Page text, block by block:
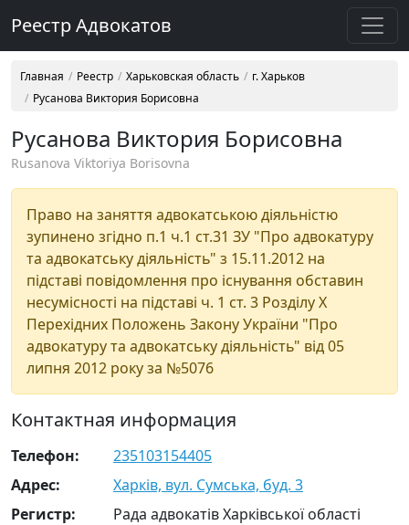
Реестр Адвокатов
Главная Реестр Харьковская область
г. Харьков
Русанова Виктория Борисовна
Русанова Виктория Борисовна
Rusanova Viktoriya Borisovna
Право на заняття адвокатською діяльністю
зупинено згідно п.1 ч.1 ст.31 ЗУ "Про адвокатуру
та адвокатську діяльність" з 15.11.2012 на
підставі повідомлення про існування обставин
несумісності на підставі ч. 1 ст. 3 Розділу Х
Перехідних Положень Закону України "Про
адвокатуру та адвокатську діяльність" від 05
липня 2012 року за №5076
Контактная информация
Телефон:
235103154405
Адрес:
Харків, вул. Сумська, буд. 3
Регистр:
Рада адвокатів Харківської області